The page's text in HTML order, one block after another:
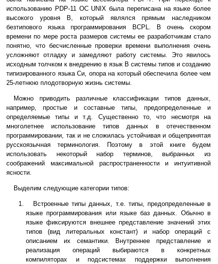
использованию PDP-11 ОС UNIX была переписана на языке более
высокого уровня B, который являлся прямым наследником
безтипового языка программирования BCPL. В очень скором
времени по мере роста размеров системы ее разработчикам стало
понятно, что бесчисленные проверки времени выполнения очень
усложняют отладку и замедляют работу системы. Это явилось
исходным толчком к внедрению в язык B системы типов и созданию
типизированного языка Си, опора на который обеспечила более чем
25-летнюю плодотворную жизнь системы.
Можно приводить различные классификации типов данных,
например, простые и составные типы, предопределенные и
определяемые типы и т.д. Существенно то, что несмотря на
многолетнее использование типов данных в отечественном
программировании, так и не сложилась устойчивая и общепринятая
русскоязычная терминология. Поэтому в этой книге будем
использовать некоторый набор терминов, выбранных из
соображений максимальной распространенности и интуитивной
ясности.
Выделим следующие категории типов:
Встроенные типы данных, т.е. типы, предопределенные в
языке программирования или языке баз данных. Обычно в
языке фиксируются внешнее представление значений этих
типов (вид литеральных констант) и набор операций с
описанием их семантики. Внутреннее представление и
реализация операций выбираются в конкретных
компиляторах и подсистемах поддержки выполнения